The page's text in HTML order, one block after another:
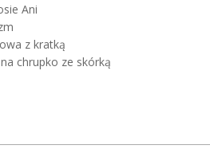
Ani
z kratką
chrupko ze skórką